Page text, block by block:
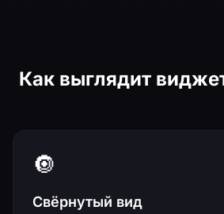
Как выглядит
🔘
Свёрнутый вид